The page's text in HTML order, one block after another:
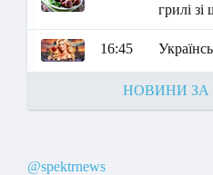
грилі
16:45
НОВИНИ ЗА
@spektrnews